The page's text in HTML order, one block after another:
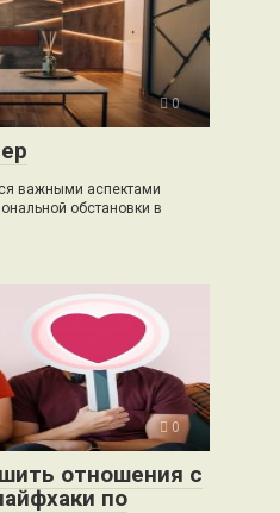
0
важными аспектами
обстановки в
0
отношения с
по